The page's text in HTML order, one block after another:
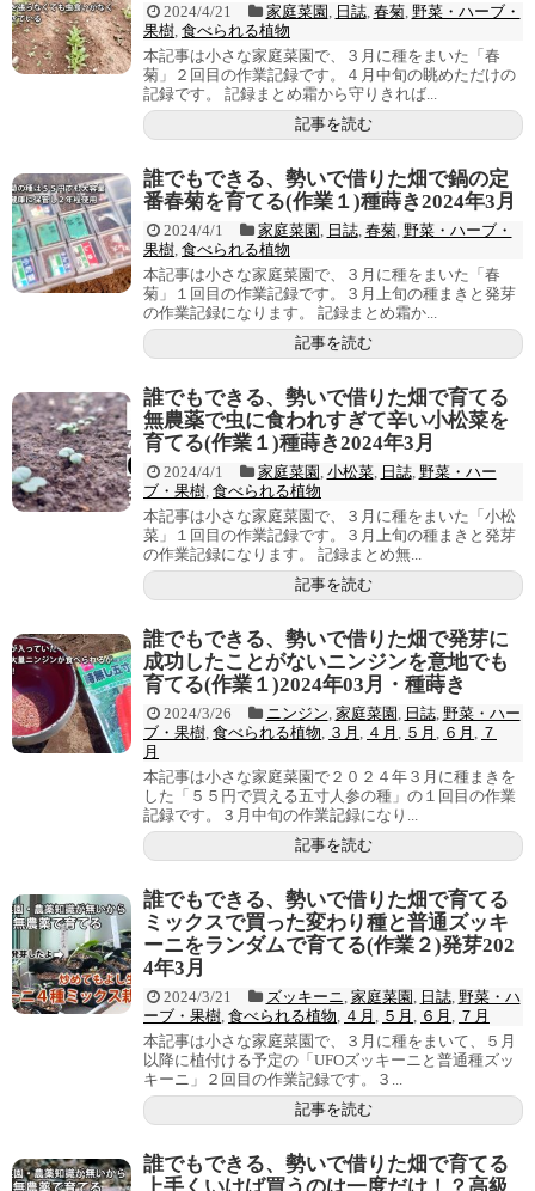
2024/4/21 家庭菜園 日誌, 春菊, 野菜・ハーブ・
果樹 食べられる植物
本記事は小さな家庭菜園で、３月に種をまいた「春
菊」２回目の作業記録です。４月中旬の眺めただけの
記録です。 記録まとめ霜から守りきれば...
記事を読む
誰でもできる、勢いで借りた畑で鍋の定
番春菊を育てる(作業１)種蒔き2024年3月
2024/4/1 家庭菜園 日誌, 春菊, 野菜・ハーブ・
果樹 食べられる植物
本記事は小さな家庭菜園で、３月に種をまいた「春
菊」１回目の作業記録です。３月上旬の種まきと発芽
の作業記録になります。 記録まとめ霜か...
記事を読む
誰でもできる、勢いで借りた畑で育てる
無農薬で虫に食われすぎて辛い小松菜を
育てる(作業１)種蒔き2024年3月
2024/4/1 家庭菜園 小松菜, 日誌, 野菜・ハー
ブ・果樹 食べられる植物
本記事は小さな家庭菜園で、３月に種をまいた「小松
菜」１回目の作業記録です。３月上旬の種まきと発芽
の作業記録になります。 記録まとめ無...
記事を読む
誰でもできる、勢いで借りた畑で発芽に
成功したことがないニンジンを意地でも
育てる(作業１)2024年03月・種蒔き
2024/3/26 ニンジン 家庭菜園 日誌, 野菜・ハー
ブ・果樹 食べられる植物 ３月 ４月 ５月 ６月
７
月
本記事は小さな家庭菜園で２０２４年３月に種まきを
した「５５円で買える五寸人参の種」の１回目の作業
記録です。３月中旬の作業記録になり...
記事を読む
誰でもできる、勢いで借りた畑で育てる
ミックスで買った変わり種と普通ズッキ
ーニをランダムで育てる(作業２)発芽202
4年3月
2024/3/21 ズッキーニ 家庭菜園 日誌, 野菜・ハ
ーブ・果樹 食べられる植物 ４月 ５月 ６月
７月
本記事は小さな家庭菜園で、３月に種をまいて、５月
以降に植付ける予定の「UFOズッキーニと普通種ズッ
キーニ」２回目の作業記録です。３...
記事を読む
誰でもできる、勢いで借りた畑で育てる